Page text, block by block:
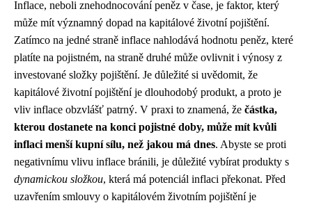
Inflace, neboli znehodnocování peněz v čase, je faktor, který
může mít významný dopad na kapitálové životní pojištění.
Zatímco na jedné straně inflace nahlodává hodnotu peněz, které
platíte na pojistném, na straně druhé může ovlivnit i výnosy z
investované složky pojištění. Je důležité si uvědomit, že
kapitálové životní pojištění je dlouhodobý produkt, a proto je
vliv inflace obzvlášť patrný. V praxi to znamená, že částka,
kterou dostanete na konci pojistné doby, může mít kvůli
inflaci menší kupní sílu, než jakou má dnes. Abyste se proti
negativnímu vlivu inflace bránili, je důležité vybírat produkty s
dynamickou složkou, která má potenciál inflaci překonat. Před
uzavřením smlouvy o kapitálovém životním pojištění je